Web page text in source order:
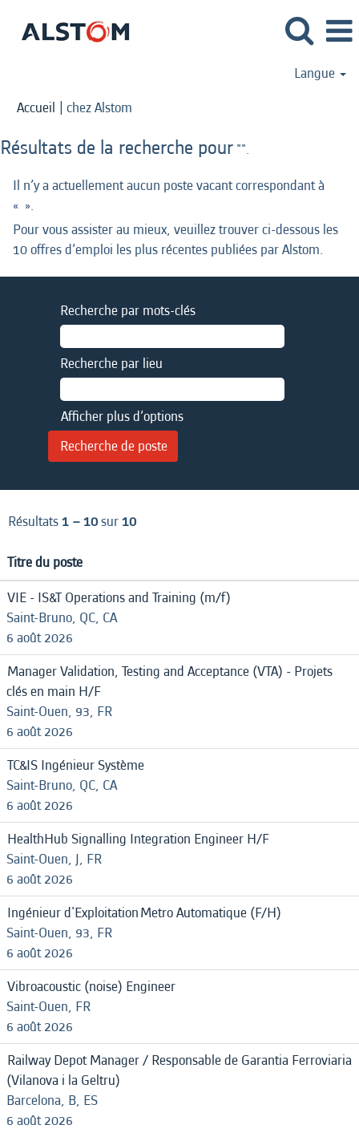
Langue
Accueil | chez Alstom
Résultats de la recherche pour "".
Il n’y a actuellement aucun poste vacant correspondant à
« ».
Pour vous assister au mieux, veuillez trouver ci-dessous les
10 offres d’emploi les plus récentes publiées par Alstom.
Recherche par mots-clés
Recherche par lieu
Afficher plus d’options
Résultats1 – 10sur10
Titre du poste
VIE - IS&T Operations and Training (m/f)
Saint-Bruno, QC, CA
6 août 2026
Manager Validation, Testing and Acceptance (VTA) - Projets
clés en main H/F
Saint-Ouen, 93, FR
6 août 2026
TC&IS Ingénieur Système
Saint-Bruno, QC, CA
6 août 2026
HealthHub Signalling Integration Engineer H/F
Saint-Ouen, J, FR
6 août 2026
Ingénieur d'Exploitation Metro Automatique (F/H)
Saint-Ouen, 93, FR
6 août 2026
Vibroacoustic (noise) Engineer
Saint-Ouen, FR
6 août 2026
Railway Depot Manager / Responsable de Garantia Ferroviaria
(Vilanova i la Geltru)
Barcelona, B, ES
6 août 2026